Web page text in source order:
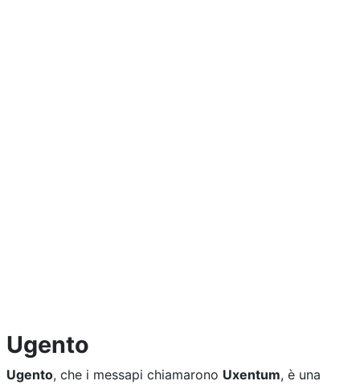
Ugento
Ugento, che i messapi chiamarono Uxentum, è una